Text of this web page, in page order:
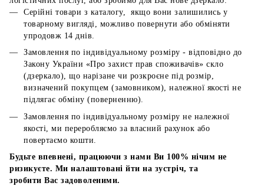
Серійні товари з каталогу, якщо вони залишились у
товарному вигляді, можливо повернути або обміняти
упродовж 14 днів.
Замовлення по індивідуальному розміру - відповідно до
Закону України «Про захист прав споживачів» скло
(дзеркало), що нарізане чи розкроєне під розмір,
визначений покупцем (замовником), належної якості не
підлягає обміну (поверненню).
Замовлення по індивідуальному розміру не належної
якості, ми переробляємо за власний рахунок або
повертаємо кошти.
Будьте впевнені, працюючи з нами Ви 100% нічим не
ризикуєте. Ми налаштовані йти на зустріч, та
зробити Вас задоволеними.